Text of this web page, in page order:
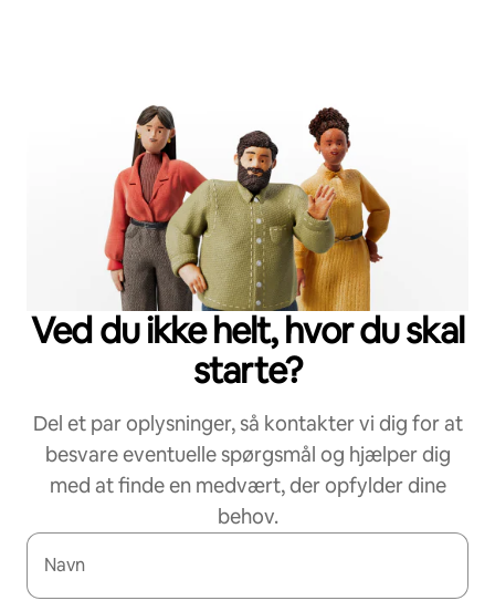
Ved du ikke helt, hvor du skal
starte?
Del et par oplysninger, så kontakter vi dig for at
besvare eventuelle spørgsmål og hjælper dig
med at finde en medvært, der opfylder dine
behov.
Navn